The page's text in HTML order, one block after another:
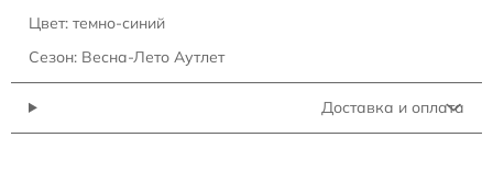
Цвет: темно-синий
Сезон: Весна-Лето Аутлет
Доставка и оплата